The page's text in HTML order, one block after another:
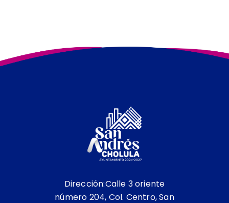
Avance de Obras, Administración
Dirección:Calle 3 oriente
número 204, Col. Centro, San